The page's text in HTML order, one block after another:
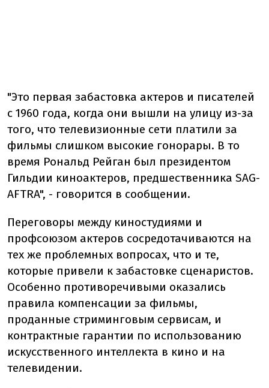
"Это первая забастовка актеров и писателей
с 1960 года, когда они вышли на улицу из-за
того, что телевизионные сети платили за
фильмы слишком высокие гонорары. В то
время Рональд Рейган был президентом
Гильдии киноактеров, предшественника SAG-
AFTRA", - говорится в сообщении.
Переговоры между киностудиями и
профсоюзом актеров сосредотачиваются на
тех же проблемных вопросах, что и те,
которые привели к забастовке сценаристов.
Особенно противоречивыми оказались
правила компенсации за фильмы,
проданные стриминговым сервисам, и
контрактные гарантии по использованию
искусственного интеллекта в кино и на
телевидении.